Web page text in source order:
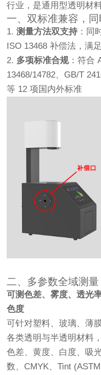
行业，是通用型透明材
一、双标准兼容，
1.测量方法双支持 ：同
ISO 13468 补偿法，满
2. 多项标准合规：符合
13468/14782、GB/T
等 12 项国内外标准
二、多参数全域测
可测色差、雾度、透光
色度
可针对塑料、玻璃、薄
各类透明与半透明材料
色差、黄度、白度、吸
数、CMYK、Tint